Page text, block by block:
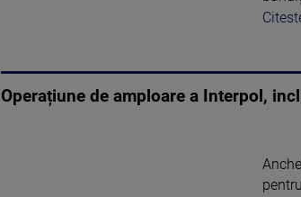
Operațiune de amploare a Interpol,